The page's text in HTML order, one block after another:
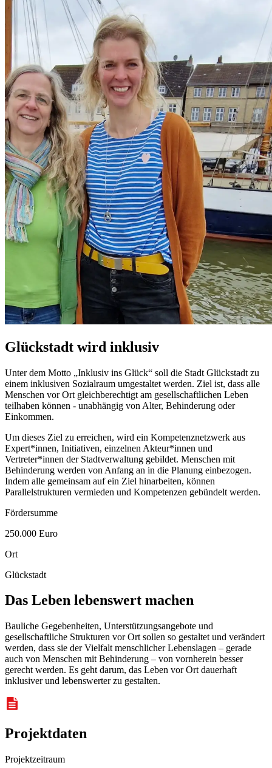
Glückstadt wird inklusiv
Unter dem Motto „Inklusiv ins Glück“ soll die Stadt Glückstadt zu
einem inklusiven Sozialraum umgestaltet werden. Ziel ist, dass alle
Menschen vor Ort gleichberechtigt am gesellschaftlichen Leben
teilhaben können - unabhängig von Alter, Behinderung oder
Einkommen.
Um dieses Ziel zu erreichen, wird ein Kompetenznetzwerk aus
Expert*innen, Initiativen, einzelnen Akteur*innen und
Vertreter*innen der Stadtverwaltung gebildet. Menschen mit
Behinderung werden von Anfang an in die Planung einbezogen.
Indem alle gemeinsam auf ein Ziel hinarbeiten, können
Parallelstrukturen vermieden und Kompetenzen gebündelt werden.
Fördersumme
250.000 Euro
Ort
Glückstadt
Das Leben lebenswert machen
Bauliche Gegebenheiten, Unterstützungsangebote und
gesellschaftliche Strukturen vor Ort sollen so gestaltet und verändert
werden, dass sie der Vielfalt menschlicher Lebenslagen – gerade
auch von Menschen mit Behinderung – von vornherein besser
gerecht werden. Es geht darum, das Leben vor Ort dauerhaft
inklusiver und lebenswerter zu gestalten.
Projektdaten
Projektzeitraum